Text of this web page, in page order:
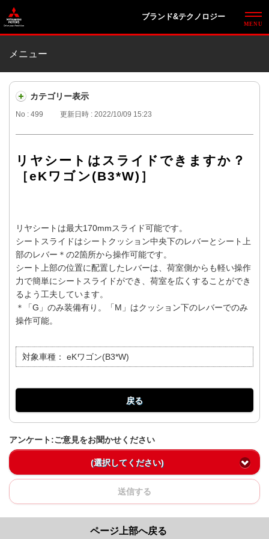
ブランド&テクノロジー
メニュー
カテゴリー表示
No : 499 更新日時 : 2022/10/09 15:23
リヤシートはスライドできますか？
［eKワゴン(B3*W)］
リヤシートは最大170mmスライド可能です。
シートスライドはシートクッション中央下のレバーとシート上
部のレバー＊の2箇所から操作可能です。
シート上部の位置に配置したレバーは、荷室側からも軽い操作
力で簡単にシートスライドができ、荷室を広くすることができ
るよう工夫しています。
＊「G」のみ装備有り。「M」はクッション下のレバーでのみ
操作可能。
対象車種： eKワゴン(B3*W)
戻る
アンケート:ご意見をお聞かせください
(選択してください)
送信する
ページ上部へ戻る